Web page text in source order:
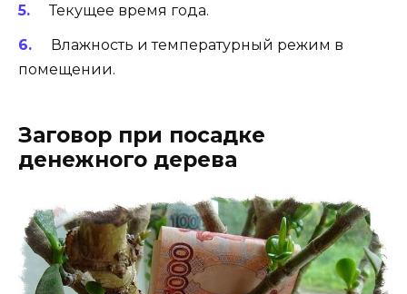
Текущее время года.
Влажность и температурный режим в
помещении.
Заговор при посадке
денежного дерева